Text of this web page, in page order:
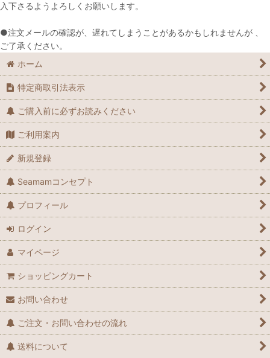
入下さるようよろしくお願いします。
●注文メールの確認が、遅れてしまうことがあるかもしれませんが 、
ご了承ください。
ホーム
特定商取引法表示
ご購入前に必ずお読みください
ご利用案内
新規登録
Seamamコンセプト
プロフィール
ログイン
マイページ
ショッピングカート
お問い合わせ
ご注文・お問い合わせの流れ
送料について